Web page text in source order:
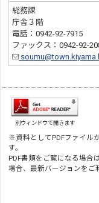
総務課
庁舎３階
電話：0942-92-7915
ファックス：0942-92-
別ウィンドウで開きます
※資料としてPDFファイル
す。
PDF書類をご覧になる場合
場合、最新バージョンをご